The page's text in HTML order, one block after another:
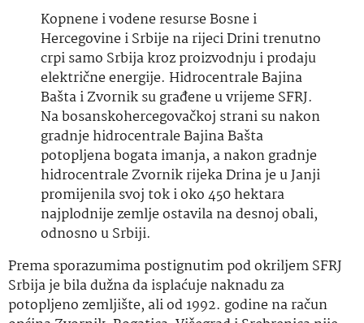
Kopnene i vodene resurse Bosne i
Hercegovine i Srbije na rijeci Drini trenutno
crpi samo Srbija kroz proizvodnju i prodaju
električne energije. Hidrocentrale Bajina
Bašta i Zvornik su građene u vrijeme SFRJ.
Na bosanskohercegovačkoj strani su nakon
gradnje hidrocentrale Bajina Bašta
potopljena bogata imanja, a nakon gradnje
hidrocentrale Zvornik rijeka Drina je u Janji
promijenila svoj tok i oko 450 hektara
najplodnije zemlje ostavila na desnoj obali,
odnosno u Srbiji.
Prema sporazumima postignutim pod okriljem SFRJ
Srbija je bila dužna da isplaćuje naknadu za
potopljeno zemljište, ali od 1992. godine na račun